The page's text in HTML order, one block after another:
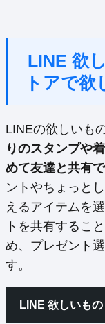
LINE 欲
トアで欲
LINEの欲しいも
りのスタンプや
めて友達と共有
ントやちょっと
えるアイテムを
トを共有するこ
め、プレゼント
す。
LINE 欲しいも